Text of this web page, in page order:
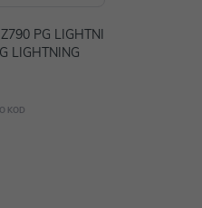
PG LIGHTNI
LIGHTNING
KOD